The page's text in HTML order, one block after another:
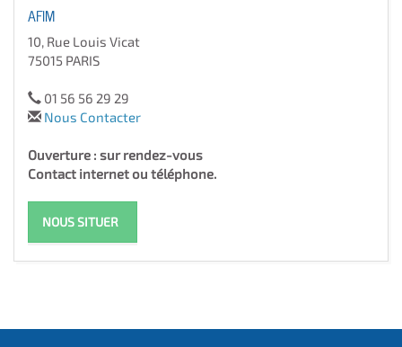
AFIM
10, Rue Louis Vicat
75015 PARIS
01 56 56 29 29
Nous Contacter
Ouverture : sur rendez-vous
Contact internet ou téléphone.
NOUS SITUER